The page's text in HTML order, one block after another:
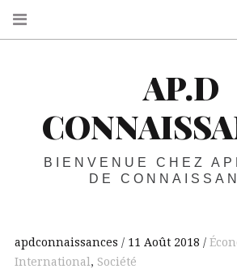
AP.D
BIENVENUE CHEZ
DE
apdconnaissances 11 Août 2018
International , Société